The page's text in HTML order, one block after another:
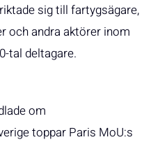
sig till fartygsägare,
och andra aktörer inom
tal deltagare.
om
toppar Paris MoU:s